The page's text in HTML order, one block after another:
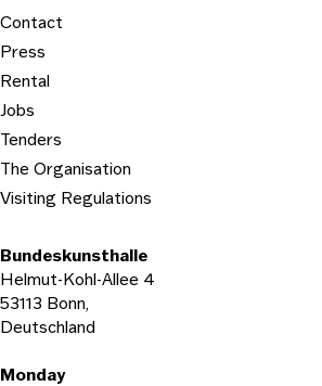
Contact
Press
Rental
Jobs
Tenders
The Organisation
Visiting Regulations
Bundeskunsthalle
Helmut-Kohl-Allee 4
53113 Bonn,
Deutschland
Opening hours
Monday